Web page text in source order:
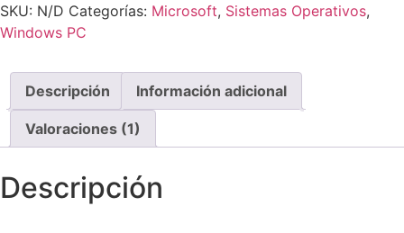
SKU: N/D Categorías: Microsoft, Sistemas Operativos,
Windows PC
Descripción Información adicional
Valoraciones (1)
Descripción